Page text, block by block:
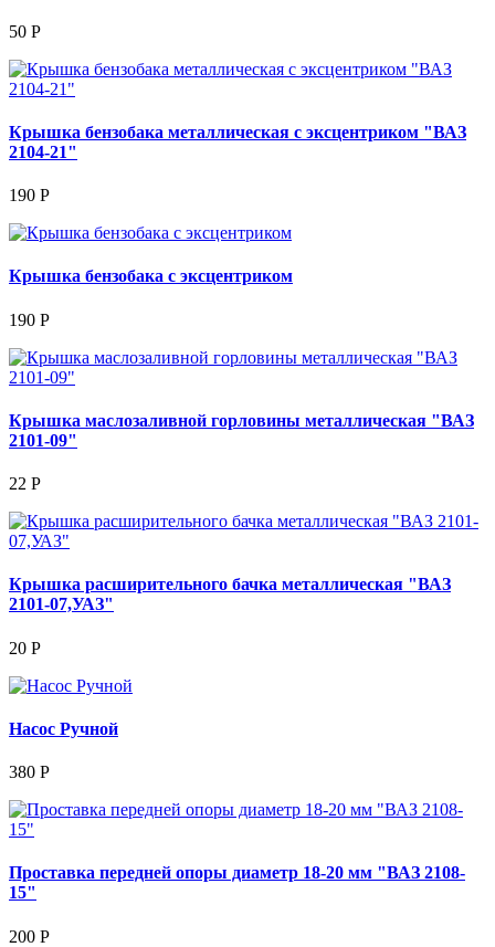
50 Р
Крышка бензобака металлическая с эксцентриком "ВАЗ
2104-21"
190 Р
Крышка бензобака с эксцентриком
190 Р
Крышка маслозаливной горловины металлическая "ВАЗ
2101-09"
22 Р
Крышка расширительного бачка металлическая "ВАЗ
2101-07,УАЗ"
20 Р
Насос Ручной
380 Р
Проставка передней опоры диаметр 18-20 мм "ВАЗ 2108-
15"
200 Р